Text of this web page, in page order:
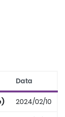
Data
2024/02/10